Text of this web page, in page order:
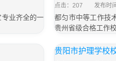
业齐全的一
点击：207 发布时
都匀市中等工作技
贵州省级合格工作
贵阳市护理学校